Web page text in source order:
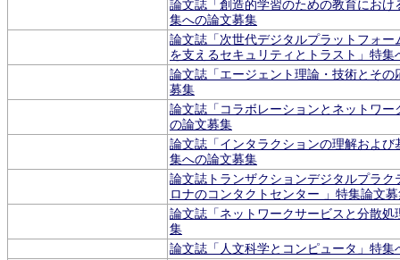
論文誌「創造的学習のための教育におけ
集への論文募集
論文誌「次世代デジタルプラットフォー
を支えるセキュリティとトラスト」特集
論文誌「エージェント理論・技術とその
募集
論文誌「コラボレーションとネットワー
の論文募集
論文誌「インタラクションの理解および
集への論文募集
論文誌トランザクションデジタルプラク
ロナのコンタクトセンター 」特集論文
論文誌「ネットワークサービスと分散処
集
論文誌「人文科学とコンピュータ」特集